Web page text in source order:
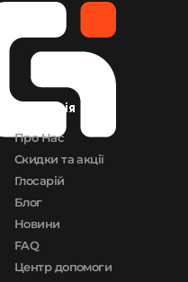
FN
Компанія
Про Нас
Скидки та акції
Глосарій
Блог
Новини
FAQ
Центр допомоги